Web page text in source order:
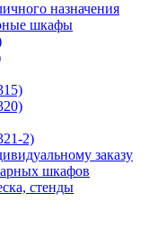
назначения
шкафы
2)
заказу
шкафов
стенды